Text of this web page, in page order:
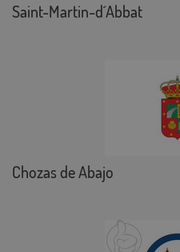
Saint-Martin-d´Abbat
Chozas de Abajo